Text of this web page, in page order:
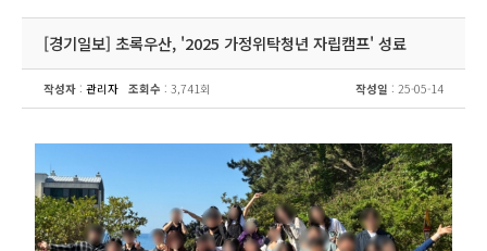
[경기일보] 초록우산, '2025 가정위탁청년 자립캠프' 성료
작성자 : 관리자 조회수 : 3,741회 작성일 : 25-05-14